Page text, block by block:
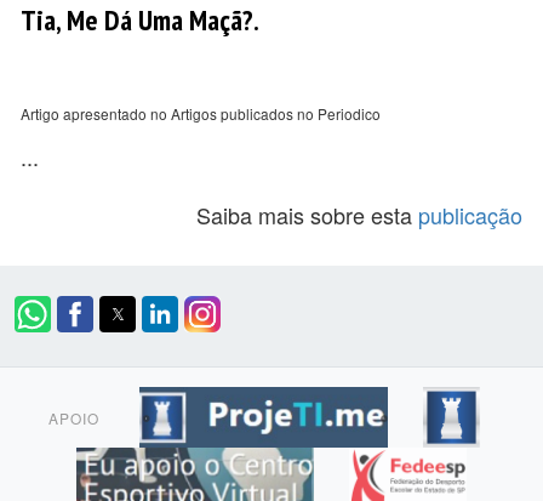
Tia, Me Dá Uma Maçã?.
Artigo apresentado no Artigos publicados no Periodico
...
Saiba mais sobre esta publicação
APOIO